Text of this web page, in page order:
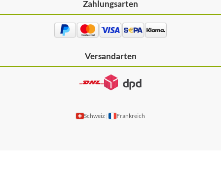
Zahlungsarten
Versandarten
Schweiz | Frankreich